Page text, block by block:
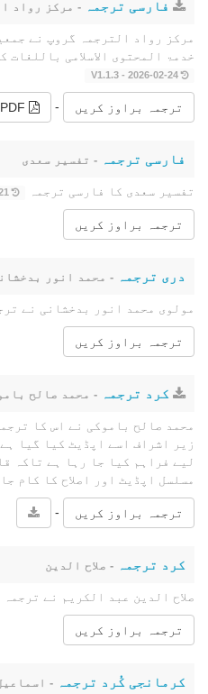
فارسی ترجمہ - مرکز رواد
مرکز رواد الترجمہ گروپ نے
خدمۃ المحتوى الاسلامی باللغات
2026-02-24 - V1.1.3
ترجمہ براوز کریں -
فارسی ترجمہ - تفسیر سعدی
تفسیر سعدی کا فارسی ترجمہ 2022-03-21 - V1.0.0
ترجمہ براوز کریں
دری ترجمہ - محمد انور
مولوی محمد انور بدخشانی نے
ترجمہ براوز کریں
کرد ترجمہ - محمد صالح
محمد صالح باموکی نے اس کا
زیر اشراف اسے اپڈیٹ کیا گیا
لیے فراہم کیا جا رہا ہے تاکہ
مسلسل اپڈیٹ اور اصلاح کا کام
ترجمہ براوز کریں -
کرد ترجمہ - صلاح الدین
صلاح الدین عبد الکریم نے ترجمہ
ترجمہ براوز کریں
کرمانجی کُرد ترجمہ -